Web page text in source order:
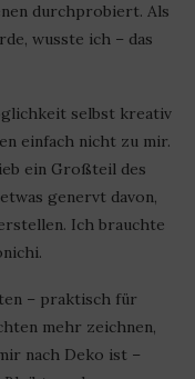
durchprobiert. Als
wusste ich – das
selbst kreativ
einfach nicht zu mir.
ein Großteil des
genervt davon,
Ich brauchte
– praktisch für
mehr zeichnen,
nach Deko ist –